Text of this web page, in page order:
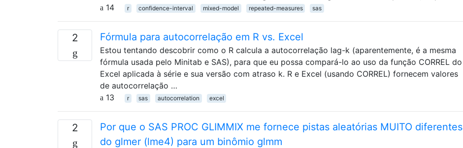
14
r confidence-interval mixed-model repeated-measures sas
2 Fórmula para autocorrelação em R vs. Excel
Estou tentando descobrir como o R calcula a autocorrelação lag-k (aparentemente, é a mesma
fórmula usada pelo Minitab e SAS), para que eu possa compará-lo ao uso da função CORREL do
Excel aplicada à série e sua versão com atraso k. R e Excel (usando CORREL) fornecem valores
de autocorrelação …
13
r sas autocorrelation excel
2
Por que o SAS PROC GLIMMIX me fornece pistas aleatórias MUITO diferentes
do glmer (lme4) para um binômio glmm